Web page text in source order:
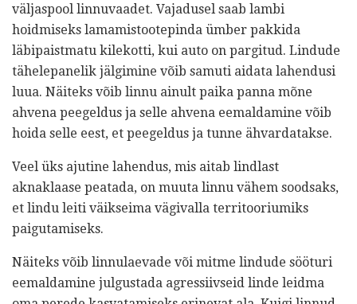
väljaspool linnuvaadet. Vajadusel saab lambi
hoidmiseks lamamistootepinda ümber pakkida
läbipaistmatu kilekotti, kui auto on pargitud. Lindude
tähelepanelik jälgimine võib samuti aidata lahendusi
luua. Näiteks võib linnu ainult paika panna mõne
ahvena peegeldus ja selle ahvena eemaldamine võib
hoida selle eest, et peegeldus ja tunne ähvardatakse.
Veel üks ajutine lahendus, mis aitab lindlast
aknaklaase peatada, on muuta linnu vähem soodsaks,
et lindu leiti väikseima vägivalla territooriumiks
paigutamiseks.
Näiteks võib linnulaevade või mitme lindude sööturi
eemaldamine julgustada agressiivseid linde leidma